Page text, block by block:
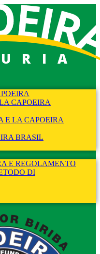
CAPOEIRA
E LA CAPOEIRA
BRASIL
E REGOLAMENTO
DI